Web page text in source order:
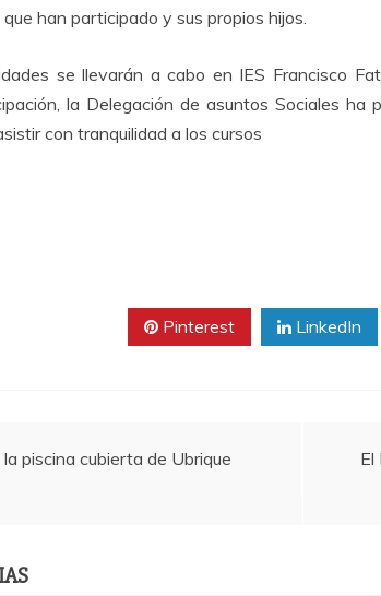
han participado y sus propios hijos.
se llevarán a cabo en IES Francisco
la Delegación de asuntos Sociales ha
con tranquilidad a los cursos
Pinterest LinkedIn
piscina cubierta de Ubrique
El